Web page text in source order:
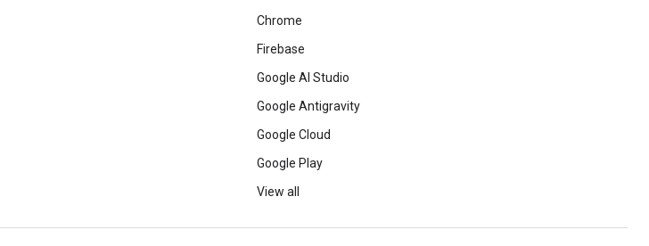
Chrome
Firebase
Google AI Studio
Google Antigravity
Google Cloud
Google Play
View all